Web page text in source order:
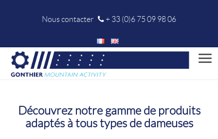
Nous contacter + 33 (0)6 75 09 98 06
Découvrez notre gamme de produits
adaptés à tous types de dameuses